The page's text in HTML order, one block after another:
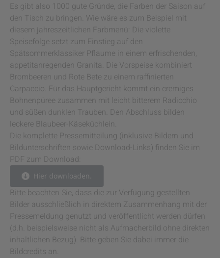
Es gibt also 1000 gute Gründe, die Farben der Saison auf
den Tisch zu bringen. Wie wäre es zum Beispiel mit
diesem jahreszeitlichen Farbmenü: Die violette
Speisefolge setzt zum Einstieg auf den
Spätsommerklassiker Pflaume in einem erfrischenden,
appetitanregenden Granita. Die Vorspeise kombiniert
Brombeeren und Rote Bete zu einem raffinierten
Carpaccio. Für das Hauptgericht kommt ein cremiges
Bohnenpüree zusammen mit leicht bitterem Radicchio
und süßen dunklen Trauben. Den Abschluss bilden
leckere Blaubeer-Käseküchlein.
Die komplette Pressemitteilung (inklusive Bildern und
Bildunterschriften sowie Download-Links) finden Sie im
PDF zum Download:
Hier downloaden.
Bitte beachten Sie, dass die zur Verfügung gestellten
Bilder ausschließlich in direktem Zusammenhang mit der
Pressemeldung genutzt und veröffentlicht werden dürfen
(d.h. beispielsweise nicht als Aufmacherbild ohne direkten
inhaltlichen Bezug). Bitte geben Sie dabei immer die
Bildcredits an.